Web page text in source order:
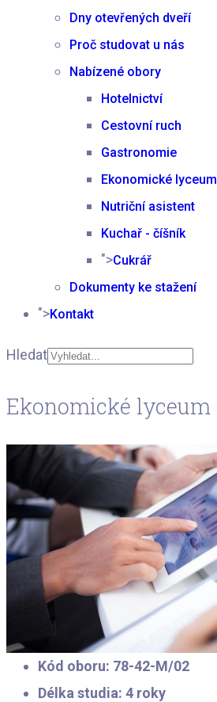
Dny otevřených dveří
Proč studovat u nás
Nabízené obory
Hotelnictví
Cestovní ruch
Gastronomie
Ekonomické lyceum
Nutriční asistent
Kuchař - číšník
">Cukrář
Dokumenty ke stažení
">Kontakt
Hledat
characters for results.
Ekonomické lyceum
Kód oboru: 78-42-M/02
Délka studia: 4 roky